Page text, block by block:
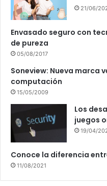
21/06/
Envasado seguro con
de pureza
05/08/2017
Soneview: Nueva marca
computación
15/05/2009
Los
juegos
19/04/
Conoce la diferencia
11/08/2021